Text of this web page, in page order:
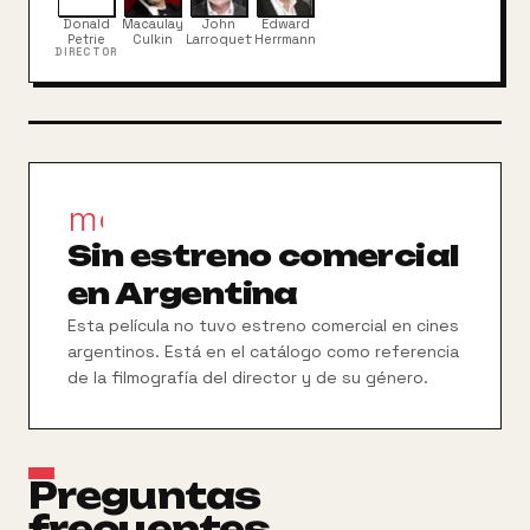
Bermudas, el muchacho sospecha que detrás de la
desaparición se encuentra Laurence Van Dogh, un
hacerse con la compañía asesinando a sus padres.
Sin embargo, Richie y su nueva pandilla de chiflados
primera... son capaces de cualquier travesura y la
ayuda intentará liberar a sus padres y salvar la
compañía
Donald
Petrie
DIRECTOR
Macaulay
Culkin
John
Larroquette
Edward
Herrmann
movie_filter
Sin estreno comercial
en Argentina
Esta película no tuvo estreno comercial en cines
argentinos. Está en el catálogo como referencia
de la filmografía del director y de su género.
Preguntas